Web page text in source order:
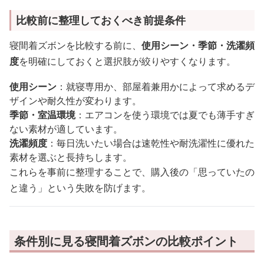
比較前に整理しておくべき前提条件
寝間着ズボンを比較する前に、 使用シーン・季節・洗濯頻
度を明確にしておくと選択肢が絞りやすくなります。
使用シーン ：就寝専用か、部屋着兼用かによって求めるデ
ザインや耐久性が変わります。
季節・室温環境：エアコンを使う環境では夏でも薄手すぎ
ない素材が適しています。
洗濯頻度 ：毎日洗いたい場合は速乾性や耐洗濯性に優れた
素材を選ぶと長持ちします。
これらを事前に整理することで、購入後の「思っていたの
と違う」という失敗を防げます。
条件別に見る寝間着ズボンの比較ポイント